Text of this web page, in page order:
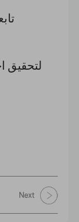
لتحقيق
Next